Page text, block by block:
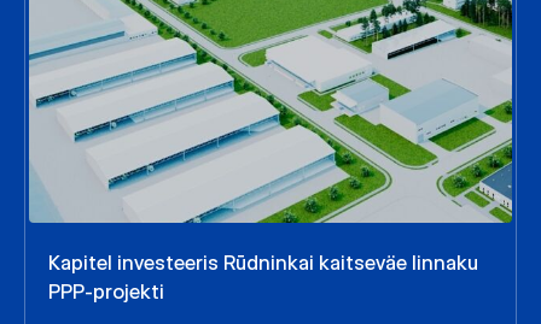
Kapitel investeeris Rūdninkai kaitseväe linnaku
PPP-projekti